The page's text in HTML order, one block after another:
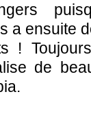
a ensuite
!
de